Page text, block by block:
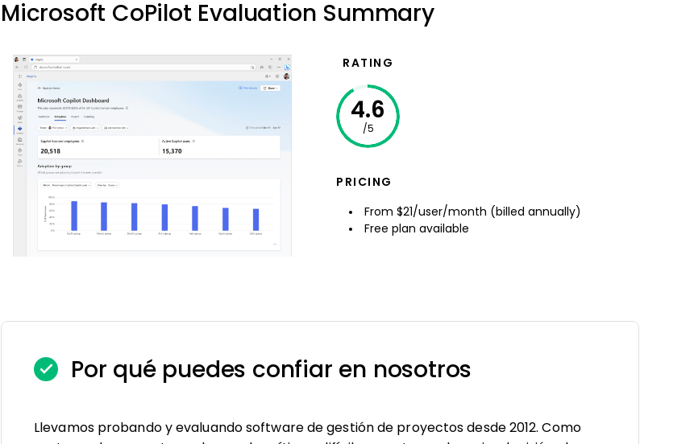
Microsoft CoPilot Evaluation Summary
RATING
4.6
/5
PRICING
From $21/user/month (billed annually)
Free plan available
Por qué puedes confiar en nosotros
Llevamos probando y evaluando software de gestión de proyectos desde 2012. Como